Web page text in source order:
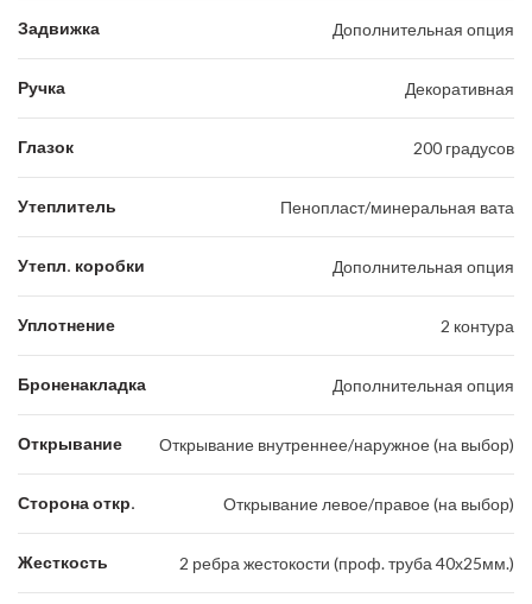
Задвижка Дополнительная опция
Ручка Декоративная
Глазок 200 градусов
Утеплитель Пенопласт/минеральная вата
Утепл. коробки Дополнительная опция
Уплотнение 2 контура
Броненакладка Дополнительная опция
Открывание Открывание внутреннее/наружное (на выбор)
Сторона откр. Открывание левое/правое (на выбор)
Жесткость 2 ребра жестокости (проф. труба 40х25мм.)